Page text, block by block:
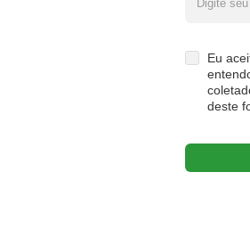
Eu
deste